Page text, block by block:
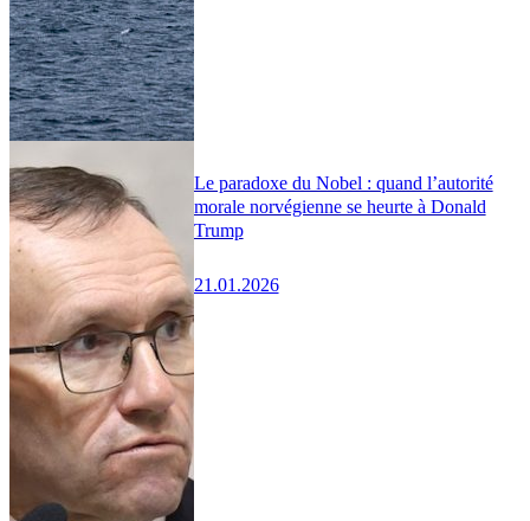
Le paradoxe du Nobel : quand l’autorité
morale norvégienne se heurte à Donald
Trump
21.01.2026